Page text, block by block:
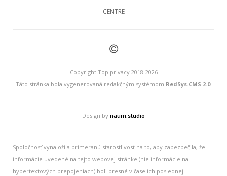
CENTRE
©
Copyright Top privacy 2018-2026
Táto stránka bola vygenerovaná redakčným systémom RedSys.CMS 2.0.
Design by naum.studio
Spoločnosť vynaložila primeranú starostlivosť na to, aby zabezpečila, že
informácie uvedené na tejto webovej stránke (nie informácie na
hypertextových prepojeniach) boli presné v čase ich poslednej